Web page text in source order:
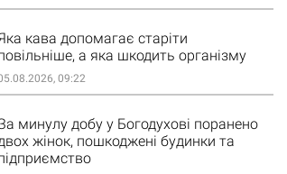
кава допомагає старіти
а яка шкодить організму
09:22
минулу добу у Богодухові поранено
жінок, пошкоджені будинки та